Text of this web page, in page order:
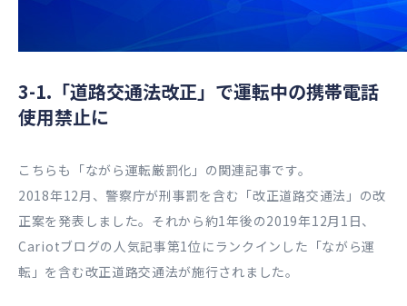
3-1.「道路交通法改正」で運転中の携帯電話
使用禁止に
こちらも「ながら運転厳罰化」の関連記事です。
2018年12月、警察庁が刑事罰を含む「改正道路交通法」の改
正案を発表しました。それから約1年後の2019年12月1日、
Cariotブログの人気記事第1位にランクインした「ながら運
転」を含む改正道路交通法が施行されました。